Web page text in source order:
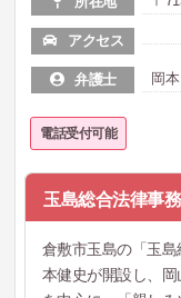
アクセス
弁護士 岡
電話受付可能
玉島総合法律事
倉敷市玉島の「玉
本健史が開設し、